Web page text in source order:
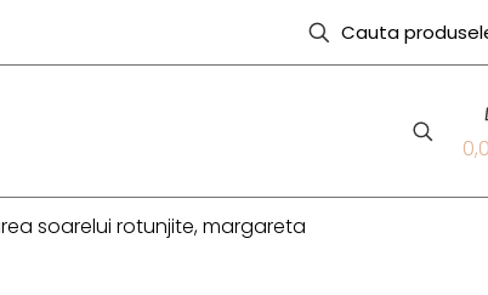
soarelui rotunjite, margareta